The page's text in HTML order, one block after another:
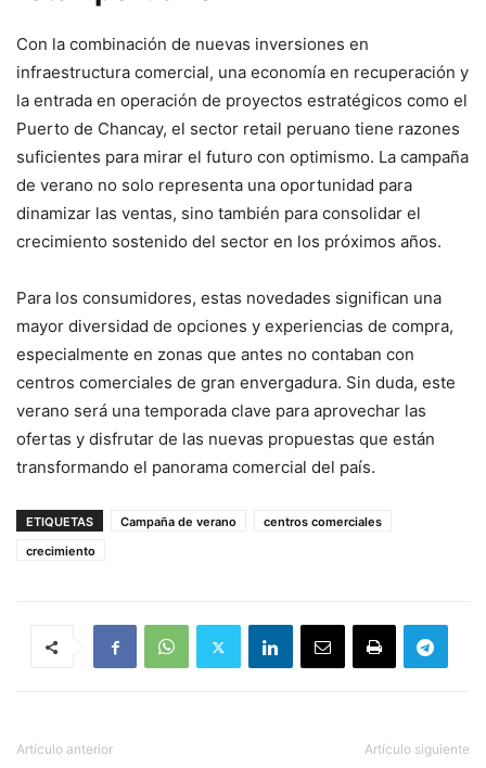
Con la combinación de nuevas inversiones en
infraestructura comercial, una economía en recuperación y
la entrada en operación de proyectos estratégicos como el
Puerto de Chancay, el sector retail peruano tiene razones
suficientes para mirar el futuro con optimismo. La campaña
de verano no solo representa una oportunidad para
dinamizar las ventas, sino también para consolidar el
crecimiento sostenido del sector en los próximos años.
Para los consumidores, estas novedades significan una
mayor diversidad de opciones y experiencias de compra,
especialmente en zonas que antes no contaban con
centros comerciales de gran envergadura. Sin duda, este
verano será una temporada clave para aprovechar las
ofertas y disfrutar de las nuevas propuestas que están
transformando el panorama comercial del país.
ETIQUETAS Campaña de verano
centros comerciales
crecimiento
Artículo anterior Artículo siguiente